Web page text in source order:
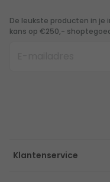
De leukste producten in je
kans op €250,-
Klantenservice